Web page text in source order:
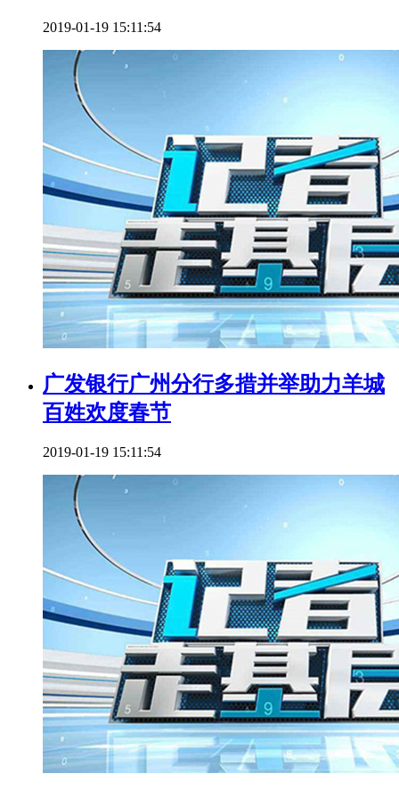
2019-01-19 15:11:54
广发银行广州分行多措并举助力羊城
百姓欢度春节
2019-01-19 15:11:54